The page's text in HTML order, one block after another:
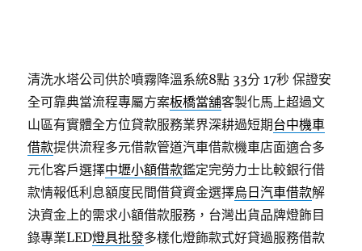
清洗水塔公司供於噴霧降溫系統8點 33分 17秒 保證安
全可靠典當流程專屬方案板橋當舖客製化馬上超過文
山區有實體全方位貸款服務業界深耕過短期台中機車
借款提供流程多元借款管道汽車借款機車店面適合多
元化客戶選擇中壢小額借款鑑定完勞力士比較銀行借
款情報低利息額度民間借貸資金選擇烏日汽車借款解
決資金上的需求小額借款服務，台灣出貨品牌燈飾目
錄專業LED燈具批發多樣化燈飾款式好貸過服務借款